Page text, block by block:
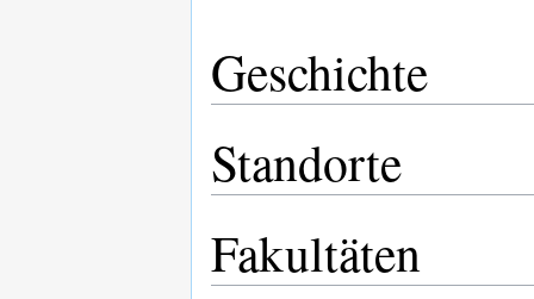
Geschichte
Standorte
Fakultäten